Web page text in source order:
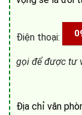
Điện thoại:
gọi để được tư
Địa chỉ văn